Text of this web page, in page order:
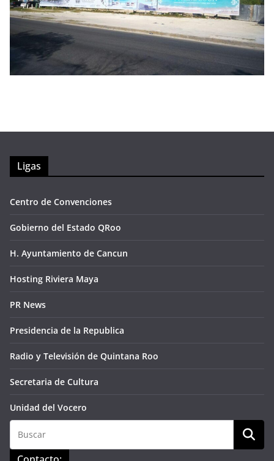
Ligas
Centro de Convenciones
Gobierno del Estado QRoo
H. Ayuntamiento de Cancun
Hosting Riviera Maya
PR News
Presidencia de la Republica
Radio y Televisión de Quintana Roo
Secretaria de Cultura
Unidad del Vocero